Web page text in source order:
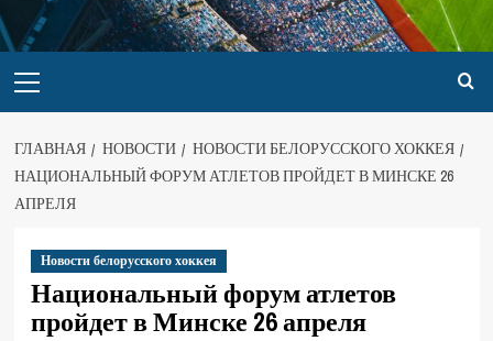
ГЛАВНАЯ НОВОСТИ
НОВОСТИ БЕЛОРУССКОГО ХОККЕЯ
НАЦИОНАЛЬНЫЙ ФОРУМ АТЛЕТОВ ПРОЙДЕТ В МИНСКЕ 26
АПРЕЛЯ
Новости белорусского хоккея
Национальный форум атлетов
пройдет в Минске 26 апреля